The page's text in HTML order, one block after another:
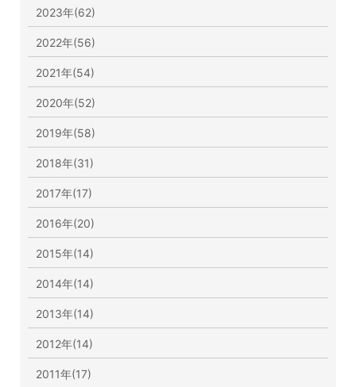
2023年(62)
2022年(56)
2021年(54)
2020年(52)
2019年(58)
2018年(31)
2017年(17)
2016年(20)
2015年(14)
2014年(14)
2013年(14)
2012年(14)
2011年(17)